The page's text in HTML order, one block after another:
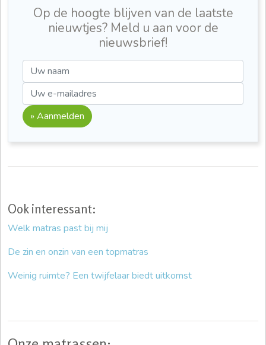
Op de hoogte blijven van de laatste
nieuwtjes? Meld u aan voor de
nieuwsbrief!
» Aanmelden
Ook interessant:
Welk matras past bij mij
De zin en onzin van een topmatras
Weinig ruimte? Een twijfelaar biedt uitkomst